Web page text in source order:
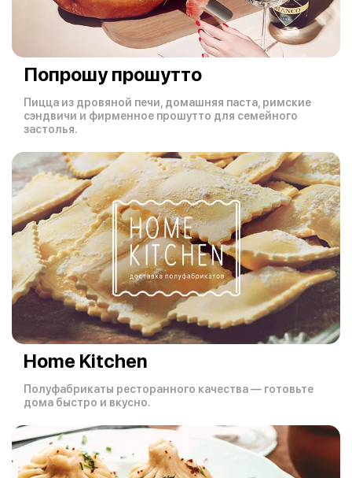
Попрошу прошутто
Пицца из дровяной печи, домашняя паста, римские
сэндвичи и фирменное прошутто для семейного
застолья.
Home Kitchen
Полуфабрикаты ресторанного качества — готовьте
дома быстро и вкусно.